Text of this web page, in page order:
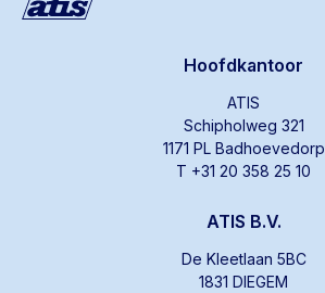
Hoofdkantoor
ATIS
Schipholweg 321
1171 PL Badhoevedorp
T +31 20 358 25 10
ATIS B.V.
De Kleetlaan 5BC
1831 DIEGEM